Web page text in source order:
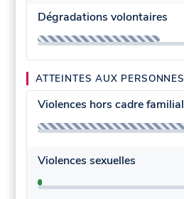
Dégradations volontaires
ATTEINTES AUX PERSONNES
Violences hors cadre familial
Violences sexuelles